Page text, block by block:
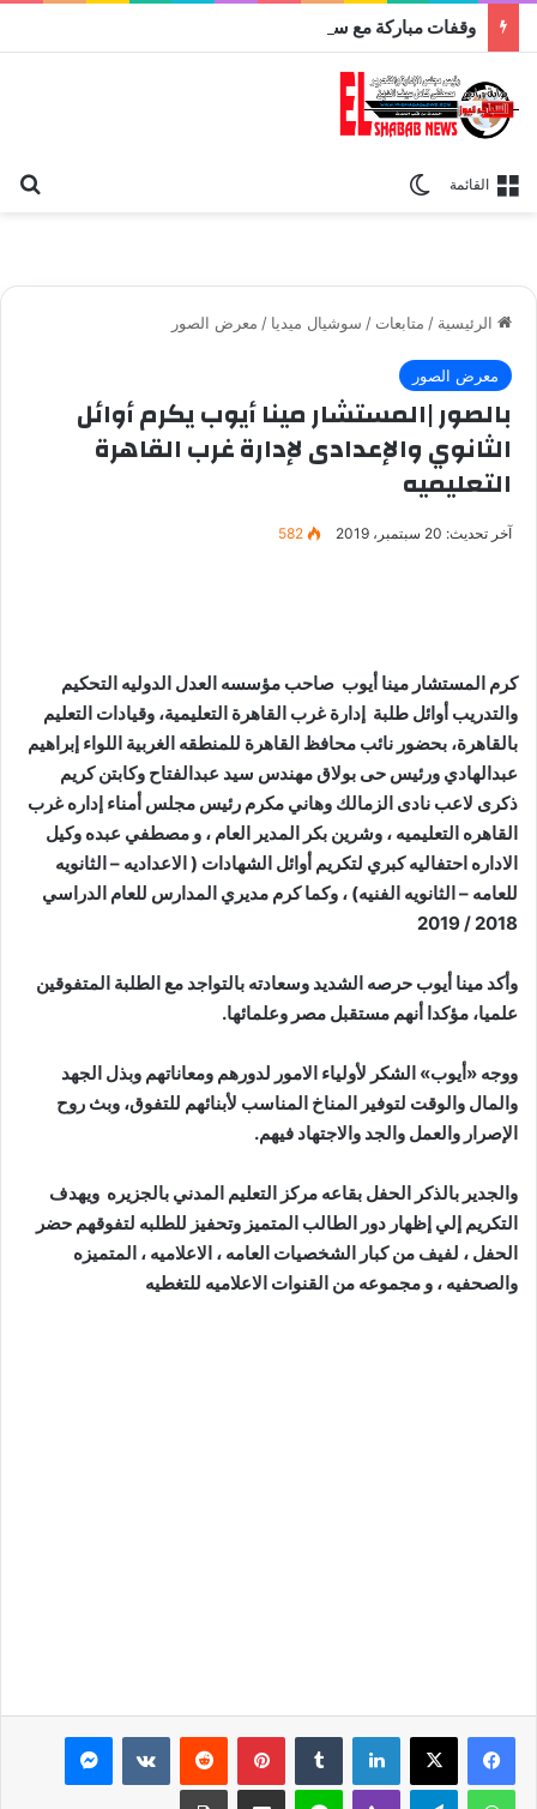
القائمة
الرئيسية / متابعات / سوشيال ميديا / معرض الصور
معرض الصور
بالصور |المستشار مينا أيوب يكرم أوائل
الثانوي والإعدادى لإدارة غرب القاهرة
التعليميه
آخر تحديث: 20 سبتمبر، 2019 582
كرم المستشار مينا أيوب صاحب مؤسسه العدل الدوليه التحكيم
والتدريب أوائل طلبة إدارة غرب القاهرة التعليمية، وقيادات التعليم
بالقاهرة، بحضور نائب محافظ القاهرة للمنطقه الغربية اللواء إبراهيم
عبدالهادي ورئيس حى بولاق مهندس سيد عبدالفتاح وكابتن كريم
ذكرى لاعب نادى الزمالك وهاني مكرم رئيس مجلس أمناء إداره غرب
القاهره التعليميه ، وشرين بكر المدير العام ، و مصطفي عبده وكيل
الاداره احتفاليه كبري لتكريم أوائل الشهادات ( الاعداديه – الثانويه
للعامه – الثانويه الفنيه) ، وكما كرم مديري المدارس للعام الدراسي
2018 / 2019
وأكد مينا أيوب حرصه الشديد وسعادته بالتواجد مع الطلبة المتفوقين
علميا، مؤكدا أنهم مستقبل مصر وعلمائها.
ووجه «أيوب» الشكر لأولياء الامور لدورهم ومعاناتهم وبذل الجهد
والمال والوقت لتوفير المناخ المناسب لأبنائهم للتفوق، وبث روح
الإصرار والعمل والجد والاجتهاد فيهم.
والجدير بالذكر الحفل بقاعه مركز التعليم المدني بالجزيره ويهدف
التكريم إلي إظهار دور الطالب المتميز وتحفيز للطلبه لتفوقهم حضر
الحفل ، لفيف من كبار الشخصيات العامه ، الاعلاميه ، المتميزه
والصحفيه ، و مجموعه من القنوات الاعلاميه للتغطيه
لينكدإن بينتيريست ماسنجر
واتساب تيلقرام ڤايبر لاين مشاركة عبر البريد طباعة